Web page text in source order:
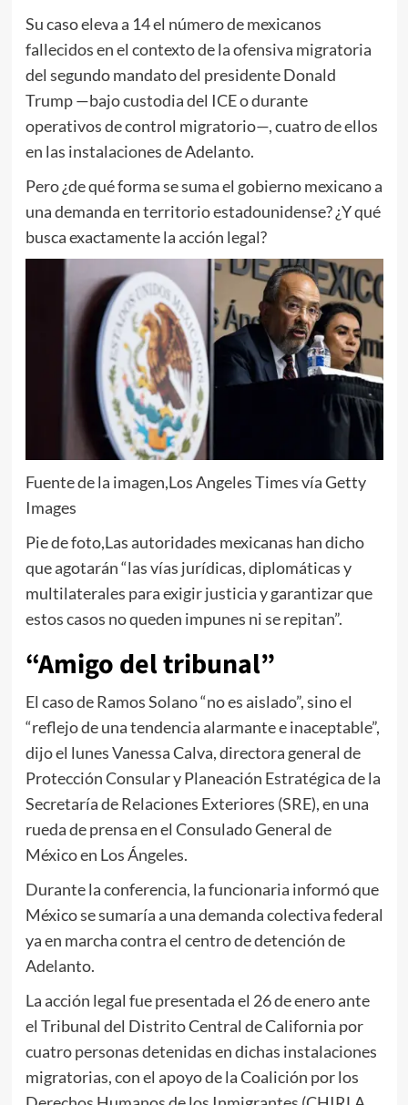
Su caso eleva a 14 el número de mexicanos
fallecidos en el contexto de la ofensiva migratoria
del segundo mandato del presidente Donald
Trump —bajo custodia del ICE o durante
operativos de control migratorio—, cuatro de ellos
en las instalaciones de Adelanto.
Pero ¿de qué forma se suma el gobierno mexicano a
una demanda en territorio estadounidense? ¿Y qué
busca exactamente la acción legal?
Fuente de la imagen,Los Angeles Times vía Getty
Images
Pie de foto,Las autoridades mexicanas han dicho
que agotarán “las vías jurídicas, diplomáticas y
multilaterales para exigir justicia y garantizar que
estos casos no queden impunes ni se repitan”.
“Amigo del tribunal”
El caso de Ramos Solano “no es aislado”, sino el
“reflejo de una tendencia alarmante e inaceptable”,
dijo el lunes Vanessa Calva, directora general de
Protección Consular y Planeación Estratégica de la
Secretaría de Relaciones Exteriores (SRE), en una
rueda de prensa en el Consulado General de
México en Los Ángeles.
Durante la conferencia, la funcionaria informó que
México se sumaría a una demanda colectiva federal
ya en marcha contra el centro de detención de
Adelanto.
La acción legal fue presentada el 26 de enero ante
el Tribunal del Distrito Central de California por
cuatro personas detenidas en dichas instalaciones
migratorias, con el apoyo de la Coalición por los